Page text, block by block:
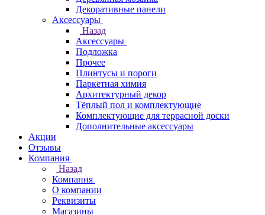
Декоративные панели
Аксессуары
Назад
Аксессуары
Подложка
Прочее
Плинтусы и пороги
Паркетная химия
Архитектурный декор
Тёплый пол и комплектующие
Комплектующие для террасной доски
Дополнительные аксессуары
Акции
Отзывы
Компания
Назад
Компания
О компании
Реквизиты
Магазины